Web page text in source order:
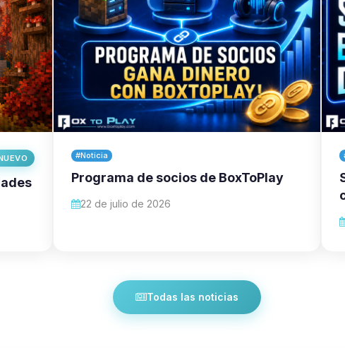
#Noticia
Programa de socios de BoxToPlay
22 de julio de 2026
Todas las noticias